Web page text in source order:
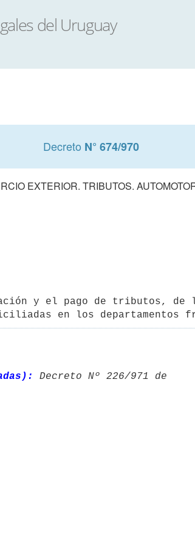
Decreto N° 674/970
EXTERIOR. TRIBUTOS.
y el pago de tributos, de
en los departamentos
Decreto Nº 226/971 de